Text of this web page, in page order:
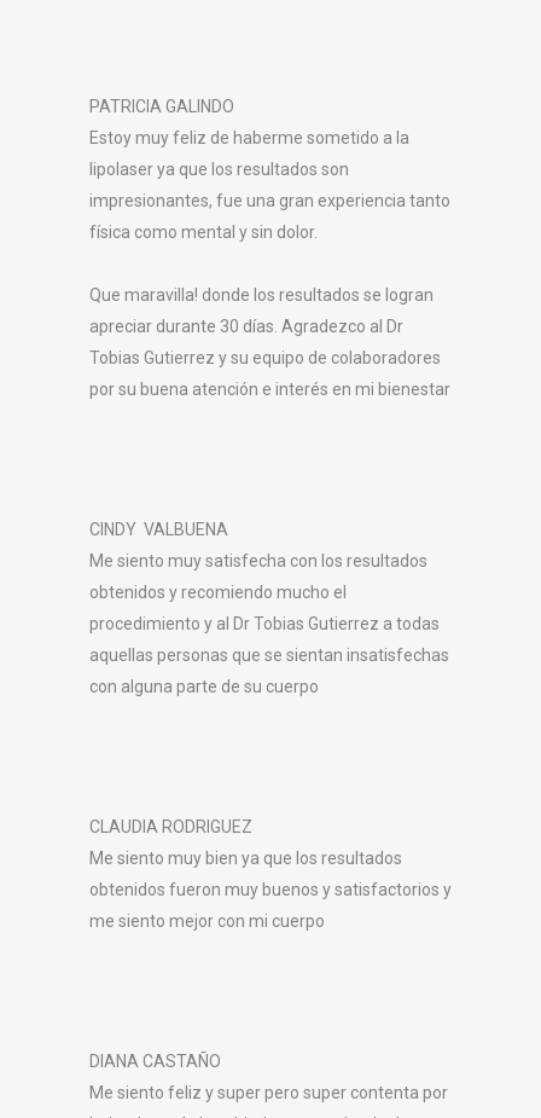
PATRICIA GALINDO
Estoy muy feliz de haberme sometido a la
lipolaser ya que los resultados son
impresionantes, fue una gran experiencia tanto
física como mental y sin dolor.
Que maravilla! donde los resultados se logran
apreciar durante 30 días. Agradezco al Dr
Tobias Gutierrez y su equipo de colaboradores
por su buena atención e interés en mi bienestar
CINDY VALBUENA
Me siento muy satisfecha con los resultados
obtenidos y recomiendo mucho el
procedimiento y al Dr Tobias Gutierrez a todas
aquellas personas que se sientan insatisfechas
con alguna parte de su cuerpo
CLAUDIA RODRIGUEZ
Me siento muy bien ya que los resultados
obtenidos fueron muy buenos y satisfactorios y
me siento mejor con mi cuerpo
DIANA CASTAÑO
Me siento feliz y super pero super contenta por